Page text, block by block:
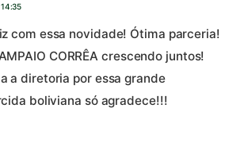
com essa novidade! Ótima parceria!
CORRÊA crescendo juntos!
a diretoria por essa grande
boliviana só agradece!!!